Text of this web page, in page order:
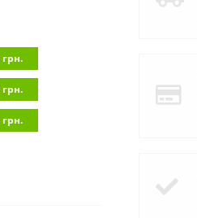
грн.
грн.
грн.